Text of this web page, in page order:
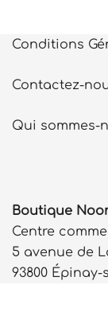
Conditions
Contactez-
Qui sommes-
Boutique
Centre
5 avenue de
93800